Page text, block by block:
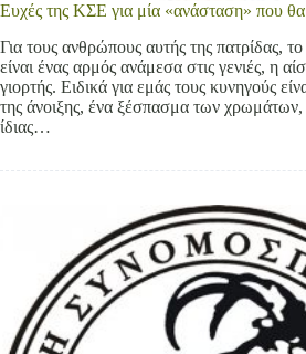
Ευχές της ΚΣΕ για μία «ανάσταση» που θα
Για τους ανθρώπους αυτής της πατρίδας,
είναι ένας αρμός ανάμεσα στις γενιές, η
γιορτής. Ειδικά για εμάς τους κυνηγούς
της άνοιξης, ένα ξέσπασμα των χρωμάτων,
ίδιας…